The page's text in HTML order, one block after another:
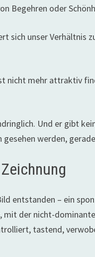
Begehren oder
sich unser Verhältnis
nicht mehr attraktiv
Und er gibt
werden,
entstanden – ein
der nicht-
tastend,